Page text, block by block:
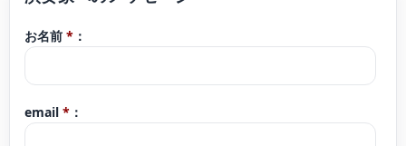
受賞。Valtidone国際音楽コンクール(伊)Young Talent Competition第3位受賞、
並びにディプロマ取得。2014年日・韓・中約94ヵ所で同日・同時刻開催の国際
る韓国陸軍六師団七連隊にてVn.&Pf.デュオ公演を行い、翌年に開催されたONE
MONTH FESTIVAL2015において東京でソロリサイタルを、2020年二度目のソ
お名前 * ：
email * ：